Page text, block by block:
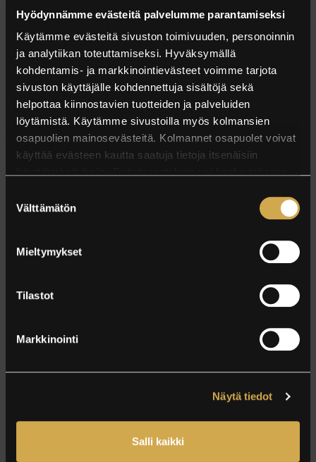
Hyödynnämme evästeitä palvelumme parantamiseksi
Käytämme evästeitä sivuston toimivuuden, personoinnin
ja analytiikan toteuttamiseksi. Hyväksymällä
kohdentamis- ja markkinointievästeet voimme tarjota
sivuston käyttäjälle kohdennettuja sisältöjä sekä
helpottaa kiinnostavien tuotteiden ja palveluiden
löytämistä. Käytämme sivustoilla myös kolmansien
osapuolien mainosevästeitä. Kolmannet osapuolet voivat
käyttää evästeen kautta saatuja tietoja itsenäisiin
valinta
Välttämätön
Mieltymykset
Tilastot
Markkinointi
Näytä tiedot
Salli kaikki
ONKO SINULLA KOODI?
AAMIAISLAHJAKORTTI ARENA
Palkittu pohjoisen makujen aamiainen valitulle
ILLALLISLAHJAKORTTI SAIVO